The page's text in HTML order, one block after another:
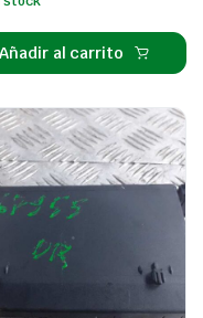
Añadir al carrito